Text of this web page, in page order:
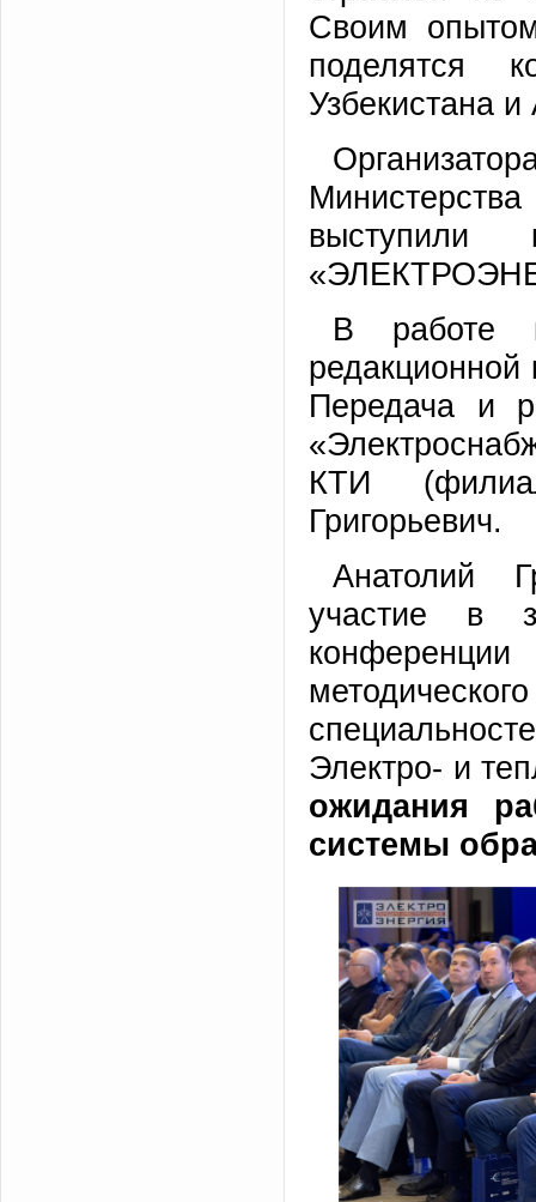
Своим
поделятся
Узбекистана и
В работе
Передача и
КТИ
Григорьевич.
Анатолий
участие в
конференции
Электро- и
ожидания
системы